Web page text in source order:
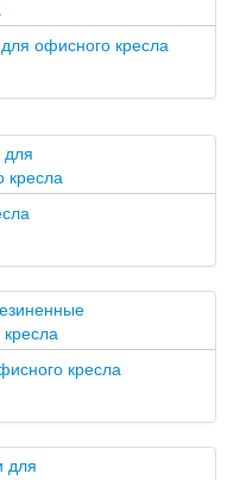
офисного кресла
кресла